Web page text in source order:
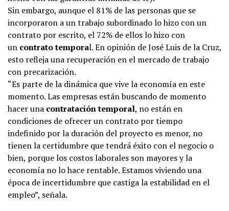
Sin embargo, aunque el 81% de las personas que se
incorporaron a un trabajo subordinado lo hizo con un
contrato por escrito, el 72% de ellos lo hizo con
un contrato temporal. En opinión de José Luis de la Cruz,
esto refleja una recuperación en el mercado de trabajo
con precarización.
“Es parte de la dinámica que vive la economía en este
momento. Las empresas están buscando de momento
hacer una contratación temporal, no están en
condiciones de ofrecer un contrato por tiempo
indefinido por la duración del proyecto es menor, no
tienen la certidumbre que tendrá éxito con el negocio o
bien, porque los costos laborales son mayores y la
economía no lo hace rentable. Estamos viviendo una
época de incertidumbre que castiga la estabilidad en el
empleo”, señala.